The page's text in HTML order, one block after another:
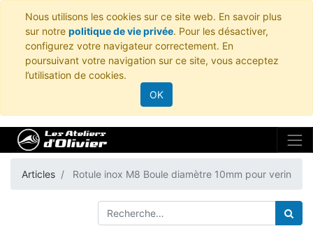
Nous utilisons les cookies sur ce site web. En savoir plus
sur notre politique de vie privée. Pour les désactiver,
configurez votre navigateur correctement. En
poursuivant votre navigation sur ce site, vous acceptez
l’utilisation de cookies.
OK
Articles Rotule inox M8 Boule diamètre 10mm pour verin